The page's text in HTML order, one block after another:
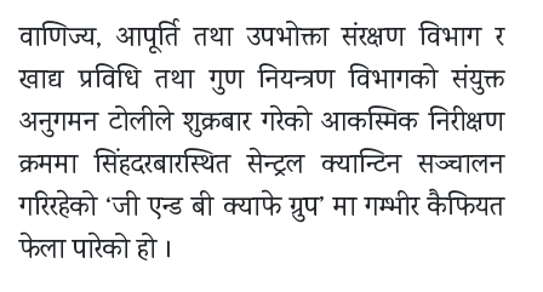
वाणिज्य, आपूर्ति तथा उपभोक्ता संरक्षण विभाग र
खाद्य प्रविधि तथा गुण नियन्त्रण विभागको संयुक्त
अनुगमन टोलीले शुक्रबार गरेको आकस्मिक निरीक्षण
क्रममा सिंहदरबारस्थित सेन्ट्रल क्यान्टिन सञ्चालन
गरिरहेको ‘जी एन्ड बी क्याफे ग्रुप’ मा गम्भीर कैफियत
फेला पारेको हो ।